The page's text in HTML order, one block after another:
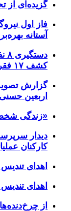
گزیده‌ای از
فاز اول
آستانه
کشف ۱۷ فقره سرقت
گزارش
اربعین حسنی
«زندگی
دیدار
کارکنان
اهدای
اهدای